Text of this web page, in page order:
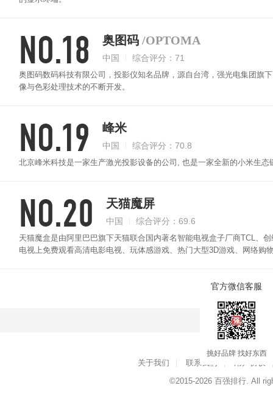
NO.18 奥图码 /OPTOMA
中国 综合评分：71
奥图码数码科技有限公司，投影仪知名品牌，源自台湾，强光电集团旗
像与色彩处理技术的不断开发。
NO.19 峰米
中国 综合评分：70.8
北京峰米科技是一家生产激光投影设备的公司, 也是一家全新的小米生
NO.20 天猫魔屏
中国 综合评分：69.6
天猫魔盒是由阿里巴巴旗下天猫联合国内著名智能电视盒子厂商TCL、
电视上免费观看高清电影电视、玩体感游戏、热门大型3D游戏、网络
点击查看
关于我们 联系我们 | 用户协议
|
©2015-2026 百强排行. All
官方微信客服
挑好品牌 找好东西